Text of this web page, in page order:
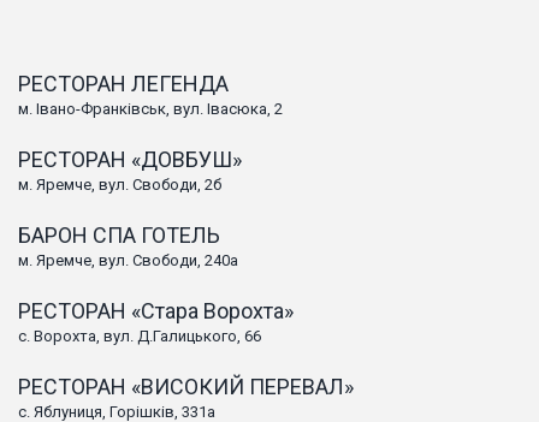
РЕСТОРАН ЛЕГЕНДА
м. Івано-Франківськ, вул. Івасюка, 2
РЕСТОРАН «ДОВБУШ»
м. Яремче, вул. Свободи, 2б
БАРОН СПА ГОТЕЛЬ
м. Яремче, вул. Свободи, 240а
РЕСТОРАН «Стара Ворохта»
с. Ворохта, вул. Д.Галицького, 66
РЕСТОРАН «ВИСОКИЙ ПЕРЕВАЛ»
с. Яблуниця, Горішків, 331а